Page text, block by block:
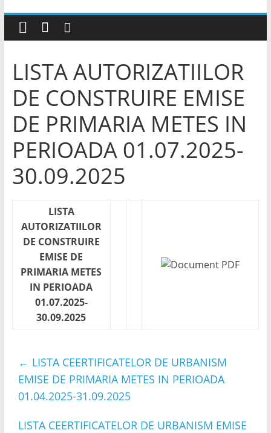
LISTA AUTORIZATIILOR
DE CONSTRUIRE EMISE
DE PRIMARIA METES IN
PERIOADA 01.07.2025-
30.09.2025
LISTA
AUTORIZATIILOR
DE CONSTRUIRE
EMISE DE
PRIMARIA METES
IN PERIOADA
01.07.2025-
30.09.2025
← LISTA CEERTIFICATELOR DE URBANISM
EMISE DE PRIMARIA METES IN PERIOADA
01.04.2025-31.09.2025
LISTA CEERTIFICATELOR DE URBANISM EMISE